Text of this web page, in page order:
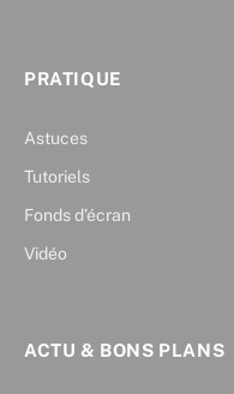
PRATIQUE
Astuces
Tutoriels
Fonds d’écran
Vidéo
ACTU & BONS PLANS